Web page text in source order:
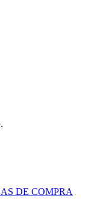
DE COMPRA